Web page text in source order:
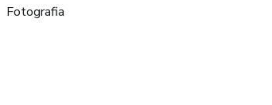
Fotografia